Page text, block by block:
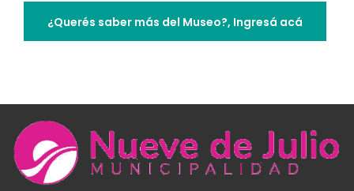
¿Querés saber más del Museo?, Ingresá acá